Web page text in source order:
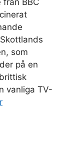
BBC
som
på en
vanliga TV-